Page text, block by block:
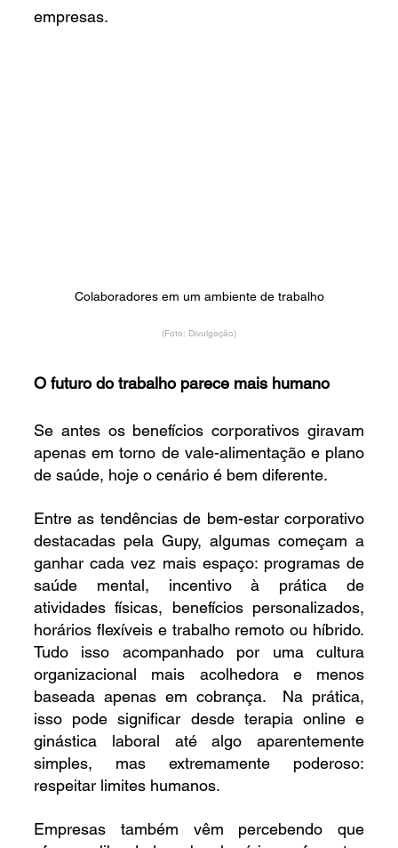
empresas.
Colaboradores em um ambiente de trabalho
(Foto: Divulgação)
O futuro do trabalho parece mais humano
Se antes os benefícios corporativos giravam
apenas em torno de vale-alimentação e plano
de saúde, hoje o cenário é bem diferente.
Entre as tendências de bem-estar corporativo
destacadas pela Gupy, algumas começam a
ganhar cada vez mais espaço: programas de
saúde mental, incentivo à prática de
atividades físicas, benefícios personalizados,
horários flexíveis e trabalho remoto ou híbrido.
Tudo isso acompanhado por uma cultura
organizacional mais acolhedora e menos
baseada apenas em cobrança.  Na prática,
isso pode significar desde terapia online e
ginástica laboral até algo aparentemente
simples, mas extremamente poderoso:
respeitar limites humanos.
Empresas também vêm percebendo que